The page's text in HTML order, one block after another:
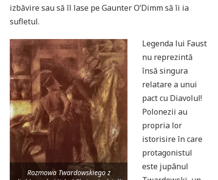
izbăvire sau să îl lase pe Gaunter O’Dimm să îi ia
sufletul.
Rozmowa Twardowskiego z
Legenda lui Faust
nu reprezintă
însă singura
relatare a unui
pact cu Diavolul!
Polonezii au
propria lor
istorisire în care
protagonistul
este jupânul